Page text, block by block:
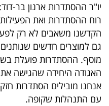
עקבו
אחרינו:
יו"ר ההסתדרות ארנון בר-
רוח ההסתדרות ואת
הקדשנו משאבים לא רק
גם למוצרים חדשים
מוסף. ההסתדרות פועלת
האגודה היחידה שהגישה
אנחנו מובילים הסתדרות
עם התנהלות שקופה.